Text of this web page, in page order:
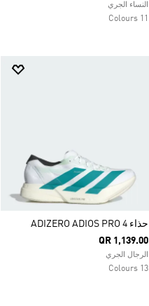
النساء الجري
11 Colours
حذاء ADIZERO ADIOS PRO 4
QR 1,139.00
الرجال الجري
13 Colours